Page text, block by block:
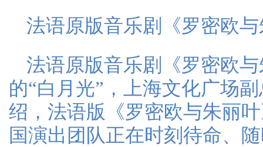
法语原版音乐剧《罗密欧
法语原版音乐剧《罗密欧
的“白月光”，上海文化广场
绍，法语版《罗密欧与朱丽
国演出团队正在时刻待命、